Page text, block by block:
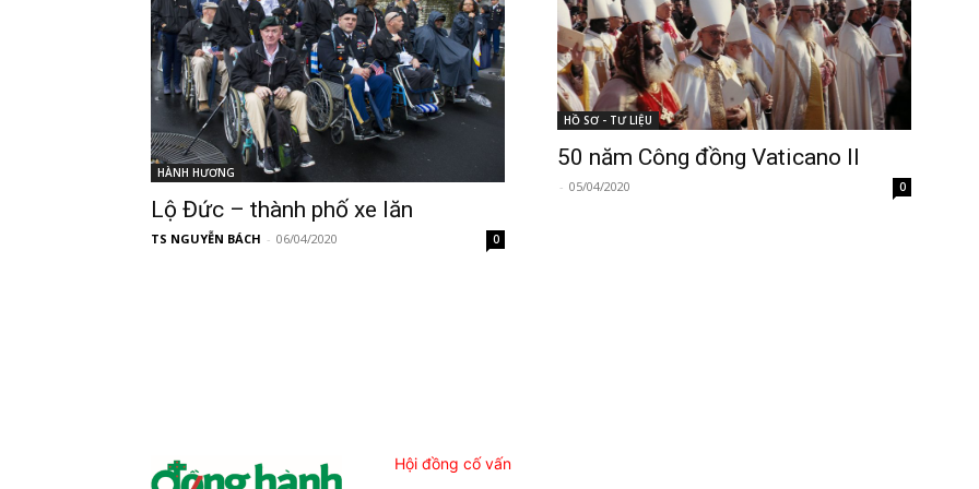
HÀNH HƯƠNG
Lộ Đức – thành phố xe lăn
TS NGUYỄN BÁCH - 06/04/2020 0
HỒ SƠ - TƯ LIỆU
50 năm Công đồng Vaticano II
- 05/04/2020 0
Hội đồng cố vấn